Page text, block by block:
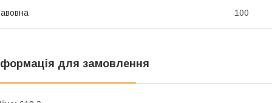
100
для замовлення